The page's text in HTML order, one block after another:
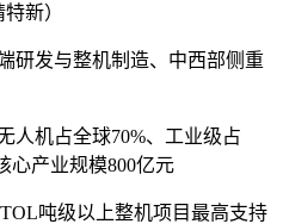
新）
研发与整机制造、中西部侧重
人机占全球70%、工业级占
心产业规模800亿元
吨级以上整机项目最高支持